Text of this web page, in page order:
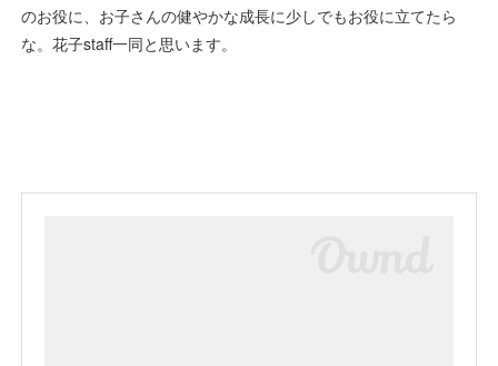
のお役に、お子さんの健やかな成長に少しでもお役に立てたら
な。花子staff一同と思います。